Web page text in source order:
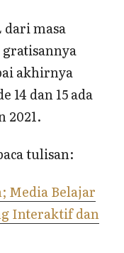
masa
akhirnya
14 dan 15 ada
2021.
tulisan:
Media Belajar
Interaktif dan